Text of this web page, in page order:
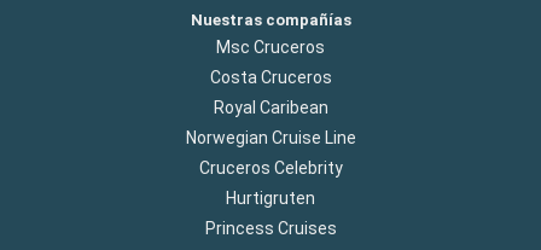
Nuestras compañías
Msc Cruceros
Costa Cruceros
Royal Caribean
Norwegian Cruise Line
Cruceros Celebrity
Hurtigruten
Princess Cruises